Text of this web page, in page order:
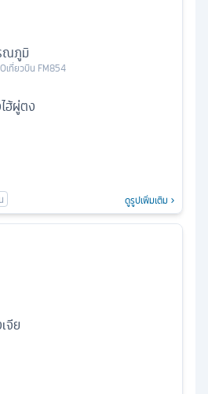
ณภูมิ
เที่ยวบิน FM854
ฮ้ผู่ตง
ดูรูปเพิ่มเติม
จีย